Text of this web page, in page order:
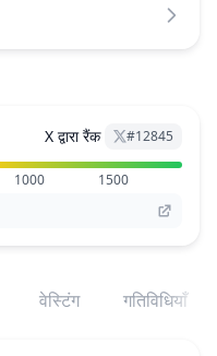
X द्वारा रैंक #12845
1000
1500
वेस्टिंग गतिविधियाँ